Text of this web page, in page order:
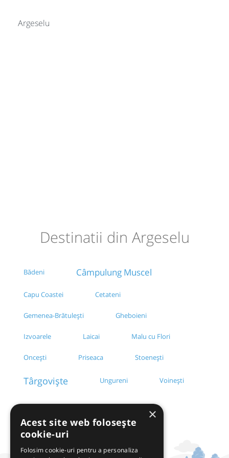
Argeselu
Destinatii din Argeselu
Bădeni Câmpulung Muscel
Capu Coastei Cetateni
Gemenea-Brătulești Gheboieni
Izvoarele Laicai Malu cu Flori
Oncești Priseaca Stoenești
Târgoviște Ungureni Voinești
×
Acest site web folosește
cookie-uri
Folosim cookie-uri pentru a personaliza